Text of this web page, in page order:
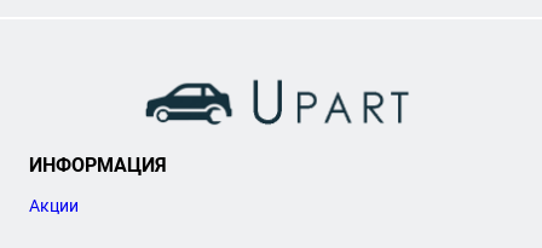
ИНФОРМАЦИЯ
Акции